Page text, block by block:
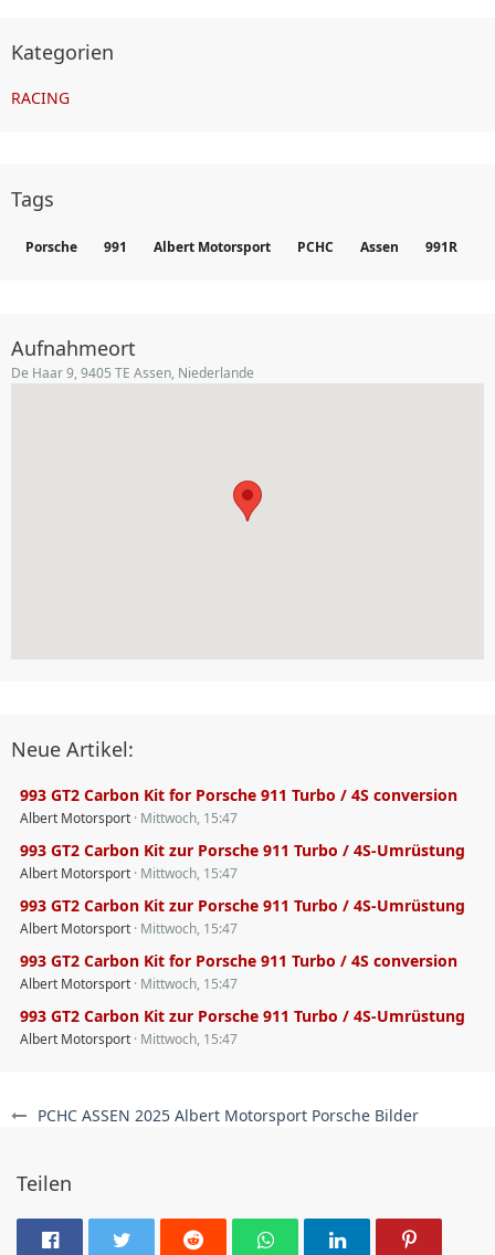
PCHC ASSEN 2025 Albert Motorsport Porsche Bilder
Kategorien
RACING
Tags
Porsche 991 Albert Motorsport PCHC Assen 991R
Aufnahmeort
De Haar 9, 9405 TE Assen, Niederlande
Neue Artikel:
993 GT2 Carbon Kit for Porsche 911 Turbo / 4S conversion
Albert Motorsport Mittwoch, 15:47
993 GT2 Carbon Kit zur Porsche 911 Turbo / 4S-Umrüstung
Albert Motorsport Mittwoch, 15:47
993 GT2 Carbon Kit zur Porsche 911 Turbo / 4S-Umrüstung
Albert Motorsport Mittwoch, 15:47
993 GT2 Carbon Kit for Porsche 911 Turbo / 4S conversion
Albert Motorsport Mittwoch, 15:47
993 GT2 Carbon Kit zur Porsche 911 Turbo / 4S-Umrüstung
Albert Motorsport Mittwoch, 15:47
Teilen